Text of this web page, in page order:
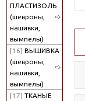
ПЛАСТИЗОЛЬ
(шевроны,
нашивки,
вымпелы)
[16] ВЫШИВКА
(шевроны,
нашивки,
вымпелы)
[17] ТКАНЫЕ